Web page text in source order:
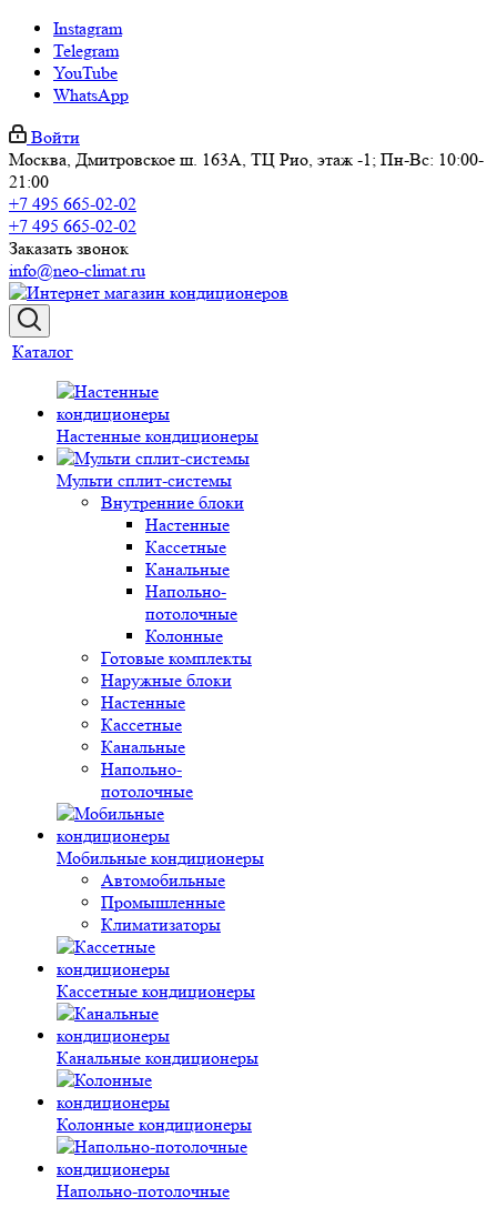
Instagram
Telegram
YouTube
WhatsApp
Войти
Москва, Дмитровское ш. 163А, ТЦ Рио, этаж -1; Пн-Вс: 10:00-
21:00
+7 495 665-02-02
+7 495 665-02-02
Заказать звонок
info@neo-climat.ru
Каталог
Настенные кондиционеры
Мульти сплит-системы
Внутренние блоки
Настенные
Кассетные
Канальные
Напольно-
потолочные
Колонные
Готовые комплекты
Наружные блоки
Настенные
Кассетные
Канальные
Напольно-
потолочные
Мобильные кондиционеры
Автомобильные
Промышленные
Климатизаторы
Кассетные кондиционеры
Канальные кондиционеры
Колонные кондиционеры
Напольно-потолочные